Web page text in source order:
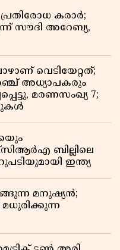
കരാർ;
സൗദി അറേബ്യ,
വെടിയേറ്റത്;
അധ്യാപകരും
മരണസംഖ്യ 7;
ബില്ലിലെ
ഇന്ത്യ
മനുഷ്യൻ;
മധുരിക്കുന്ന